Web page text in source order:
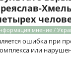
мнение /
ошибка при
или